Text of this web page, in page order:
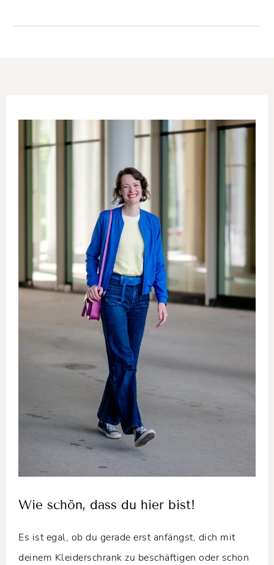
Wie schön, dass du hier bist!
Es ist egal, ob du gerade erst anfängst, dich mit
deinem Kleiderschrank zu beschäftigen oder schon